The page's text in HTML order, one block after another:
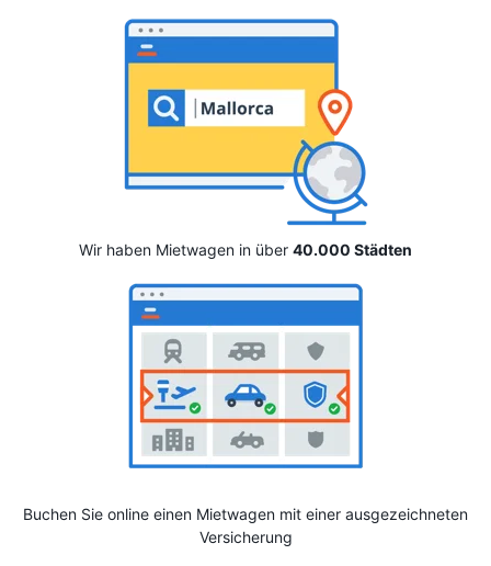
Wir haben Mietwagen in über 40.000 Städten
Buchen Sie online einen Mietwagen mit einer ausgezeichneten
Versicherung